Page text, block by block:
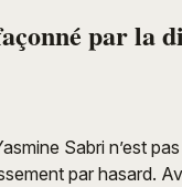
par la
Sabri n’est
par hasard.